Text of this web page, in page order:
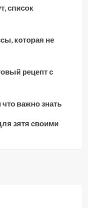
список
которая не
рецепт с
что важно знать
зятя своими